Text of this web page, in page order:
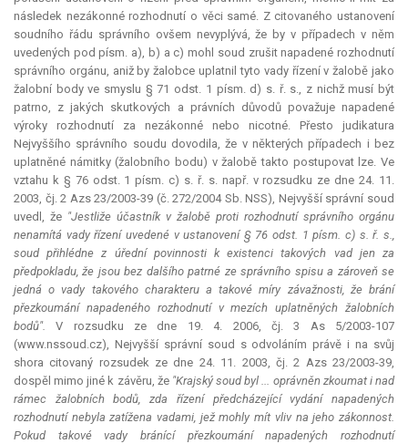
následek nezákonné rozhodnutí o věci samé. Z citovaného ustanovení
soudního řádu správního ovšem nevyplývá, že by v případech v něm
uvedených pod písm. a), b) a c) mohl soud zrušit napadené rozhodnutí
správního orgánu, aniž by žalobce uplatnil tyto vady řízení v žalobě jako
žalobní body ve smyslu § 71 odst. 1 písm. d) s. ř. s., z nichž musí být
patrno, z jakých skutkových a právních důvodů považuje napadené
výroky rozhodnutí za nezákonné nebo nicotné. Přesto judikatura
Nejvyššího správního soudu dovodila, že v některých případech i bez
uplatněné námitky (žalobního bodu) v žalobě takto postupovat lze. Ve
vztahu k § 76 odst. 1 písm. c) s. ř. s. např. v rozsudku ze dne 24. 11.
2003, čj. 2 Azs 23/2003-39 (č. 272/2004 Sb. NSS), Nejvyšší správní soud
uvedl, že "Jestliže účastník v žalobě proti rozhodnutí správního orgánu
nenamítá vady řízení uvedené v ustanovení § 76 odst. 1 písm. c) s. ř. s.,
soud přihlédne z úřední povinnosti k existenci takových vad jen za
předpokladu, že jsou bez dalšího patrné ze správního spisu a zároveň se
jedná o vady takového charakteru a takové míry závažnosti, že brání
přezkoumání napadeného rozhodnutí v mezích uplatněných žalobních
bodů". V rozsudku ze dne 19. 4. 2006, čj. 3 As 5/2003-107
(www.nssoud.cz), Nejvyšší správní soud s odvoláním právě i na svůj
shora citovaný rozsudek ze dne 24. 11. 2003, čj. 2 Azs 23/2003-39,
dospěl mimo jiné k závěru, že "Krajský soud byl ... oprávněn zkoumat i nad
rámec žalobních bodů, zda řízení předcházející vydání napadených
rozhodnutí nebyla zatížena vadami, jež mohly mít vliv na jeho zákonnost.
Pokud takové vady bránící přezkoumání napadených rozhodnutí